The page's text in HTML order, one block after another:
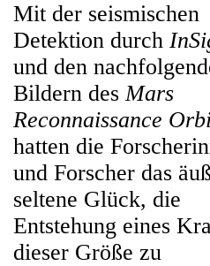
Mit der seismischen
Detektion durch
und den
Bildern desMars
Reconnaissance
hatten die
und Forscher das
seltene Glück, die
Entstehung eines
dieser Größe zu